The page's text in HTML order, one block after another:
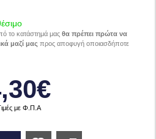
το κατάστημά μας θα πρέπει πρώτα να
μαζί μας προς αποφυγή οποιασδήποτε
με Φ.Π.Α